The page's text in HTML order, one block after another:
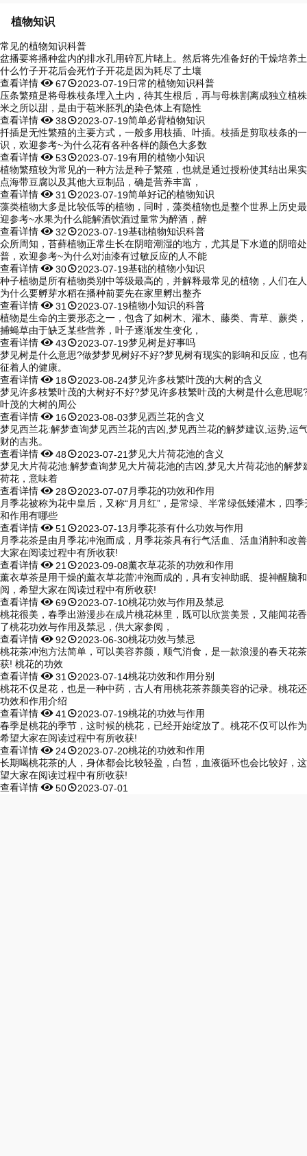
植物知识
常见的植物知识科普
盆播要将播种盆内的排水孔用碎瓦片暏上。然后将先准备好的干燥培养
什么竹子开花后会死竹子开花是因为耗尽了土壤
查看详情672023-07-19日常的植物知识科普
压条繁殖是将母株枝条埋入土内，待其生根后，再与母株割离成独立植
米之所以甜，是由于苞米胚乳的染色体上有隐性
查看详情382023-07-19简单必背植物知识
扦插是无性繁殖的主要方式，一般多用枝插、叶插。枝插是剪取枝条的
识，欢迎参考~为什么花有各种各样的颜色大多数
查看详情532023-07-19有用的植物小知识
植物繁殖较为常见的一种方法是种子繁殖，也就是通过授粉使其结出果
点海带豆腐以及其他大豆制品，确是营养丰富，
查看详情31 2023-07-19简单好记的植物知识
藻类植物大多是比较低等的植物，同时，藻类植物也是整个世界上历史
迎参考~水果为什么能解酒饮酒过量常为醉酒，醉
查看详情322023-07-19基础植物知识科普
众所周知，苔藓植物正常生长在阴暗潮湿的地方，尤其是下水道的阴暗
普，欢迎参考~为什么对油漆有过敏反应的人不能
查看详情302023-07-19基础的植物小知识
种子植物是所有植物类别中等级最高的，并解释最常见的植物，人们在
为什么要孵芽水稻在播种前要先在家里孵出整齐
查看详情31 2023-07-19植物小知识的科普
植物是生命的主要形态之一，包含了如树木、灌木、藤类、青草、蕨类
捕蝇草由于缺乏某些营养，叶子逐渐发生变化，
查看详情432023-07-19梦见树是好事吗
梦见树是什么意思?做梦梦见树好不好?梦见树有现实的影响和反应，也有梦者的主观想
征着人的健康。
查看详情 182023-08-24梦见许多枝繁叶茂的大树的含义
梦见许多枝繁叶茂的大树好不好?梦见许多枝繁叶茂的大树是什么意思呢?请
叶茂的大树的周公
查看详情 162023-08-03梦见西兰花的含义
梦见西兰花:解梦查询梦见西兰花的吉凶,梦见西兰花的解梦建议,运势,运气指数等内容,梦见西兰花的人都可
财的吉兆。
查看详情482023-07-21梦见大片荷花池的含义
梦见大片荷花池:解梦查询梦见大片荷花池的吉凶,梦见大片荷花池的解梦建议,运势,运气指数
荷花，意味着
查看详情 282023-07-07 月季花的功效和作用
月季花被称为花中皇后，又称“月月红”，是常绿、半常绿低矮灌木，
和作用有哪些
查看详情51 2023-07-13 月季花茶有什么功效与作用
月季花茶是由月季花冲泡而成，月季花茶具有行气活血、活血消肿和
大家在阅读过程中有所收获!
查看详情 21 2023-09-08薰衣草花茶的功效和作用
薰衣草茶是用干燥的薰衣草花蕾冲泡而成的，具有安神助眠、提神醒脑
阅，希望大家在阅读过程中有所收获!
查看详情692023-07-10桃花功效与作用及禁忌
桃花很美，春季出游漫步在成片桃花林里，既可以欣赏美景，又能闻花
了桃花功效与作用及禁忌，供大家参阅，
查看详情922023-06-30桃花功效与禁忌
桃花茶冲泡方法简单，可以美容养颜，顺气消食，是一款浪漫的春天花
获! 桃花的功效
查看详情31 2023-07-14桃花功效和作用分别
桃花不仅是花，也是一种中药，古人有用桃花茶养颜美容的记录。桃花
功效和作用介绍
查看详情41 2023-07-19桃花的功效与作用
春季是桃花的季节，这时候的桃花，已经开始绽放了。桃花不仅可以作
希望大家在阅读过程中有所收获!
查看详情 242023-07-20桃花的功效和作用
长期喝桃花茶的人，身体都会比较轻盈，白皙，血液循环也会比较好，
望大家在阅读过程中有所收获!
查看详情502023-07-01